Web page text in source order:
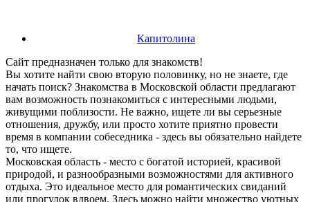
Капитолина
Сайт предназначен только для знакомств!
Вы хотите найти свою вторую половинку, но не знаете, где
начать поиск? Знакомства в Московской области предлагают
вам возможность познакомиться с интересными людьми,
живущими поблизости. Не важно, ищете ли вы серьезные
отношения, дружбу, или просто хотите приятно провести
время в компании собеседника - здесь вы обязательно найдете
то, что ищете.
Московская область - место с богатой историей, красивой
природой, и разнообразными возможностями для активного
отдыха. Это идеальное место для романтических свиданий
или прогулок вдвоем. Здесь можно найти множество уютных